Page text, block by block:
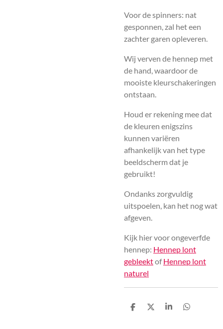
Voor de spinners: nat
gesponnen, zal het een
zachter garen opleveren.
Wij verven de hennep met
de hand, waardoor de
mooiste kleurschakeringen
ontstaan.
Houd er rekening mee dat
de kleuren enigszins
kunnen variëren
afhankelijk van het type
beeldscherm dat je
gebruikt!
Ondanks zorgvuldig
uitspoelen, kan het nog wat
afgeven.
Kijk hier voor ongeverfde
hennep: Hennep lont
gebleektofHennep lont
naturel
D
D
S
D